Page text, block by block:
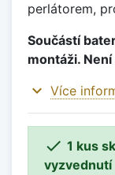
perlátorem,
Součástí
montáži.
expand_more Více
 1 kus
vyzvednutí